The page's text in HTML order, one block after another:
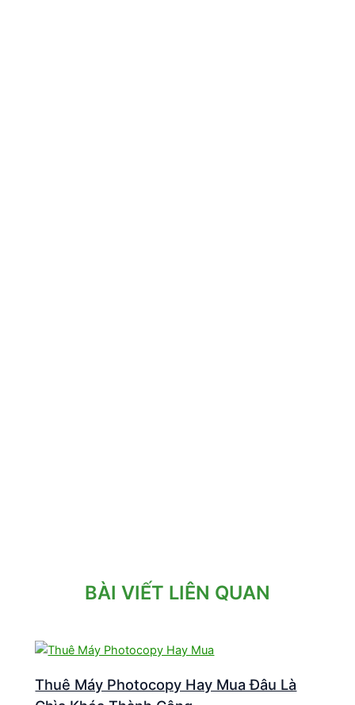
BÀI VIẾT LIÊN QUAN
Thuê Máy Photocopy Hay Mua Đâu Là